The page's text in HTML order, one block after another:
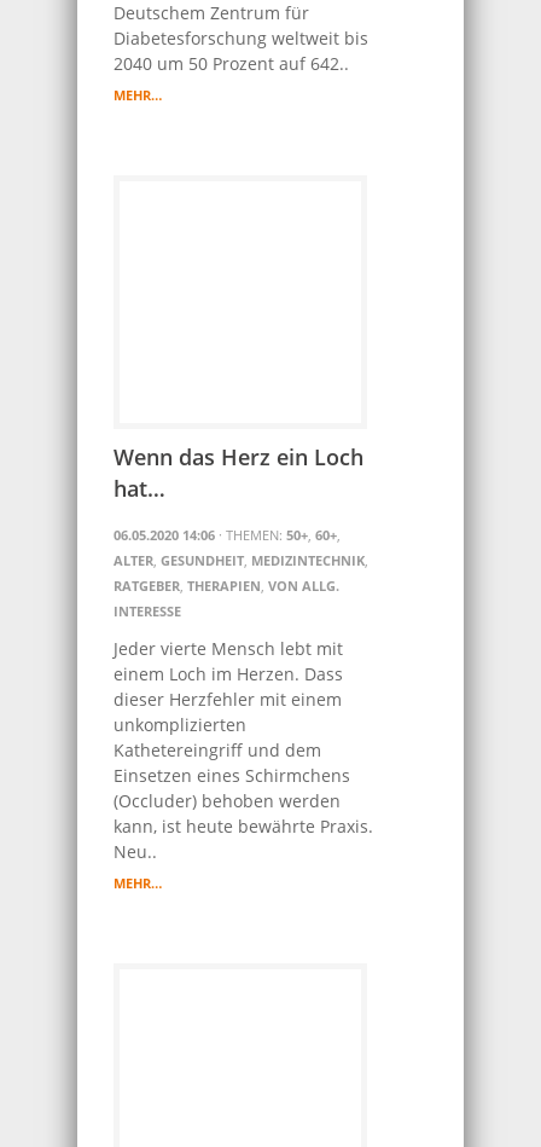
Deutschem Zentrum für
Diabetesforschung weltweit bis
2040 um 50 Prozent auf 642..
MEHR…
Wenn das Herz ein Loch
hat…
06.05.2020 14:06 · THEMEN: 50+, 60+,
ALTER, GESUNDHEIT, MEDIZINTECHNIK,
RATGEBER, THERAPIEN, VON ALLG.
INTERESSE
Jeder vierte Mensch lebt mit
einem Loch im Herzen. Dass
dieser Herzfehler mit einem
unkomplizierten
Kathetereingriff und dem
Einsetzen eines Schirmchens
(Occluder) behoben werden
kann, ist heute bewährte Praxis.
Neu..
MEHR…